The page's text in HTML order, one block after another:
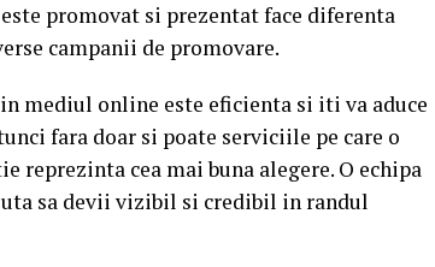
promovat si prezentat face diferenta
campanii de promovare.
mediul online este eficienta si iti va aduce
fara doar si poate serviciile pe care o
cea mai buna alegere. O echipa
sa devii vizibil si credibil in randul